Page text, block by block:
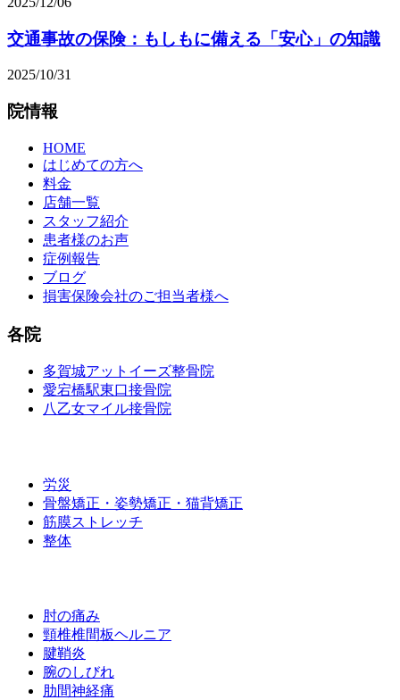
交通事故の保険：もしもに備える「安心」の知識
2025/10/31
院情報
HOME
はじめての方へ
料金
店舗一覧
スタッフ紹介
患者様のお声
症例報告
ブログ
損害保険会社のご担当者様へ
各院
多賀城アットイーズ整骨院
愛宕橋駅東口接骨院
八乙女マイル接骨院
労災
骨盤矯正・姿勢矯正・猫背矯正
筋膜ストレッチ
整体
肘の痛み
頸椎椎間板ヘルニア
腱鞘炎
腕のしびれ
肋間神経痛